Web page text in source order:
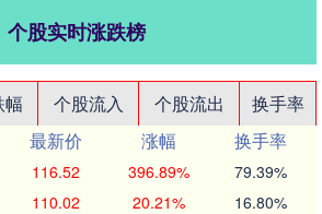
个股实时涨跌榜
幅 个股流入 个股流出
换手率
最新价 涨幅
换手率
116.52 396.89% 79.39%
110.02 20.21% 16.80%